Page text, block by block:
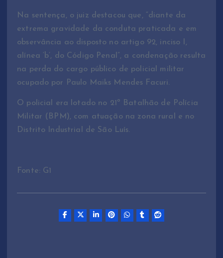
Na sentença, o juiz destacou que, “diante da
extrema gravidade da conduta praticada e em
observância ao disposto no artigo 92, inciso I,
alínea ‘b’, do Código Penal”, a condenação resulta
na perda do cargo público de policial militar
ocupado por Paulo Maiks Mendes Facuri.
O policial era lotado no 21º Batalhão de Polícia
Militar (BPM), com atuação na zona rural e no
Distrito Industrial de São Luís.
Fonte: G1